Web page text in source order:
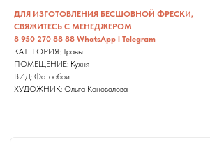
ДЛЯ ИЗГОТОВЛЕНИЯ БЕСШОВНОЙ ФРЕСКИ,
СВЯЖИТЕСЬ С МЕНЕДЖЕРОМ
8 950 270 88 88 WhatsApp l Telegram
КАТЕГОРИЯ: Травы
ПОМЕЩЕНИЕ: Кухня
ВИД: Фотообои
ХУДОЖНИК: Ольга Коновалова
ДОСТАВКА
● Доставка заказов по России
и Казахстану осуществляется
транспортной компанией СДЭК.
● Среднее время доставки по России —